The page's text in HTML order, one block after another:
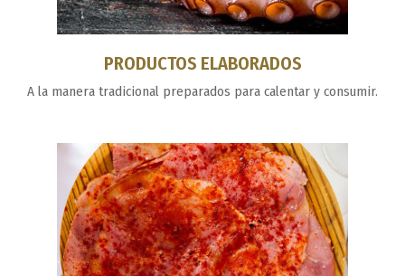
PRODUCTOS ELABORADOS
A la manera tradicional preparados para calentar y consumir.